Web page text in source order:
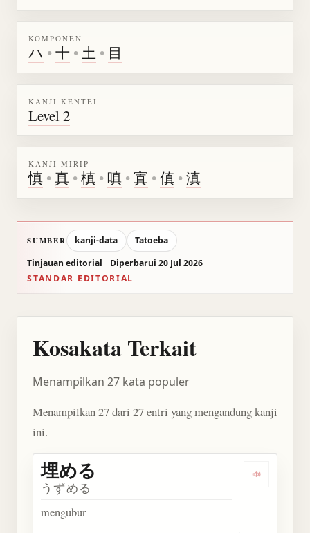
KOMPONEN
ハ •十 •土 • 目
KANJI KENTEI
Level 2
KANJI MIRIP
慎 •真 •槙 • 嗔 •寘 •傎 •滇
SUMBER kanji-data
Tatoeba
Tinjauan editorial
Diperbarui 20 Jul 2026
STANDAR EDITORIAL
Kosakata Terkait
Menampilkan 27 kata populer
Menampilkan 27 dari 27 entri yang mengandung kanji
ini.
Dengarkan
埋める
うずめる
mengubur